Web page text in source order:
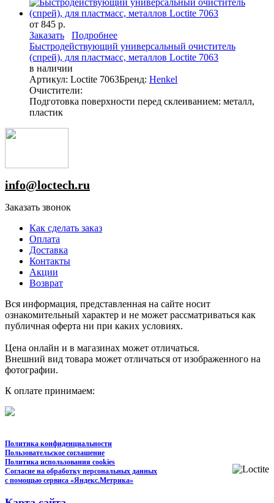
от 845 р.
Заказать
Подробнее
Быстродействующий универсальный очиститель
(спрей), для пластмасс, металлов Loctite 7063
в наличии
Артикул: Loctite 7063Бренд: Henkel
Очистители:
Подготовка поверхности перед склеиванием: металл,
пластик
info@loctech.ru
Заказать звонок
Как сделать заказ
Оплата
Доставка
Контакты
Акции
Возврат
Вся информация, представленная на сайте носит
ознакомительный характер и не может рассматриваться как
публичная оферта ни при каких условиях.
Цена онлайн и в магазинах может отличаться.
Внешний вид товара может отличаться от изображенного на
фотографии.
К оплате принимаем:
Политика конфиденциальности
Пользовательское соглашение
Политика использования cookies
Согласие на обработку персональных данных
с помощью сервиса «Яндекс.Метрика»